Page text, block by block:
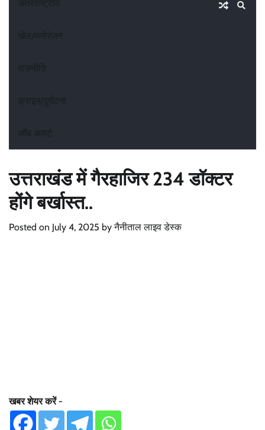
अंतरराष्ट्रीय
खेल/मनोरंजन
राजनीति
क्राइम/दुर्घटना
जॉब अलर्ट
उत्तराखंड में गैरहाजिर 234 डॉक्टर
होंगे बर्खास्त..
Posted on July 4, 2025 byनैनीताल लाइव डेस्क
खबर शेयर करें -